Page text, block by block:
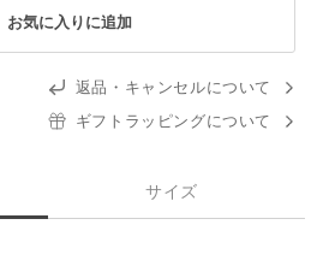
お気に入りに追加
返品・キャンセルについて
ギフトラッピングについて
サイズ